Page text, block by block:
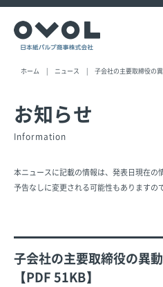
ホーム ニュース 子会社の主要取締役の
お知らせ
Information
本ニュースに記載の情報は、発表日現在の
予告なしに変更される可能性もありますの
子会社の主要取締役の異
【PDF 51KB】